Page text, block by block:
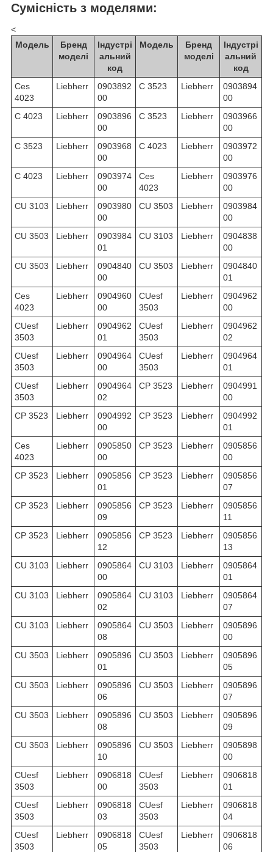
Сумісність з моделями:
<
Модель
Бренд
моделі
Індустрі
альний
код
Модель
Бренд
моделі
Індустрі
альний
код
Ces
4023
Liebherr
0903892
00
C 3523 Liebherr
0903894
00
C 4023
Liebherr
0903896
00
C 3523 Liebherr
0903966
00
C 3523
Liebherr
0903968
00
C 4023 Liebherr
0903972
00
C 4023
Liebherr
0903974
00
Ces
4023
Liebherr
0903976
00
CU 3103
Liebherr
0903980
00
CU 3503 Liebherr
0903984
00
CU 3503
Liebherr
0903984
01
CU 3103 Liebherr
0904838
00
CU 3503
Liebherr
0904840
00
CU 3503 Liebherr
0904840
01
Ces
4023
Liebherr
0904960
00
CUesf
3503
Liebherr
0904962
00
CUesf
3503
Liebherr
0904962
01
CUesf
3503
Liebherr
0904962
02
CUesf
3503
Liebherr
0904964
00
CUesf
3503
Liebherr
0904964
01
CUesf
3503
Liebherr
0904964
02
CP 3523 Liebherr
0904991
00
CP 3523
Liebherr
0904992
00
CP 3523 Liebherr
0904992
01
Ces
4023
Liebherr
0905850
00
CP 3523 Liebherr
0905856
00
CP 3523
Liebherr
0905856
01
CP 3523 Liebherr
0905856
07
CP 3523
Liebherr
0905856
09
CP 3523 Liebherr
0905856
11
CP 3523
Liebherr
0905856
12
CP 3523 Liebherr
0905856
13
CU 3103
Liebherr
0905864
00
CU 3103 Liebherr
0905864
01
CU 3103
Liebherr
0905864
02
CU 3103 Liebherr
0905864
07
CU 3103
Liebherr
0905864
08
CU 3503 Liebherr
0905896
00
CU 3503
Liebherr
0905896
01
CU 3503 Liebherr
0905896
05
CU 3503
Liebherr
0905896
06
CU 3503 Liebherr
0905896
07
CU 3503
Liebherr
0905896
08
CU 3503 Liebherr
0905896
09
CU 3503
Liebherr
0905896
10
CU 3503 Liebherr
0905898
00
CUesf
3503
Liebherr
0906818
00
CUesf
3503
Liebherr
0906818
01
CUesf
3503
Liebherr
0906818
03
CUesf
3503
Liebherr
0906818
04
CUesf
3503
Liebherr
0906818
05
CUesf
3503
Liebherr
0906818
06